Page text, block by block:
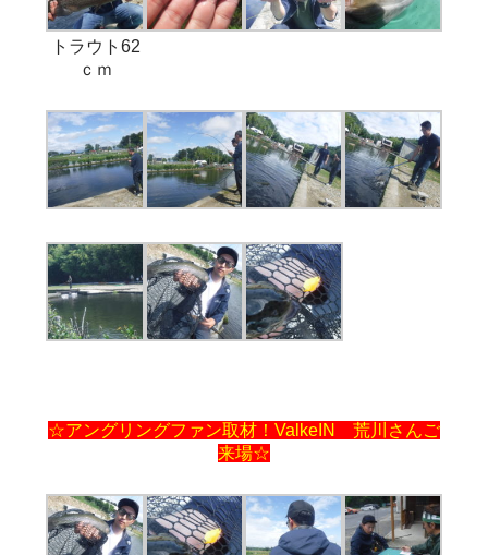
トラウト62
ｃｍ
☆アングリングファン取材！ValkeIN 荒川さんご
来場☆